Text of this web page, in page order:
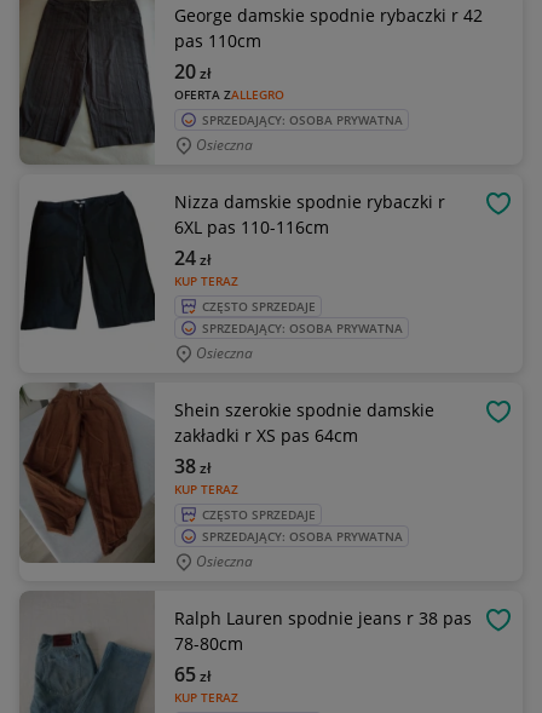
George damskie spodnie rybaczki r 42
pas 110cm
OFERTA ZALLEGRO
20zł
SPRZEDAJĄCY: OSOBA PRYWATNA
Osieczna
Nizza damskie spodnie rybaczki r
6XL pas 110-116cm
KUP TERAZ
24zł
CZĘSTO SPRZEDAJE
SPRZEDAJĄCY: OSOBA PRYWATNA
Osieczna
Shein szerokie spodnie damskie
zakładki r XS pas 64cm
KUP TERAZ
38zł
CZĘSTO SPRZEDAJE
SPRZEDAJĄCY: OSOBA PRYWATNA
Osieczna
Ralph Lauren spodnie jeans r 38 pas
78-80cm
KUP TERAZ
65zł